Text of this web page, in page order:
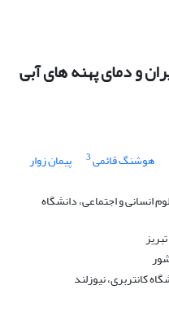
و دمای پهنه های آبی
هوشنگ قائمی3 پیمان زوار
انسانی و اجتماعی، دانشگاه
کانتربری، نیوزلند